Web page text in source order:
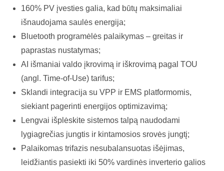
160% PV įvesties galia, kad būtų maksimaliai
išnaudojama saulės energija;
Bluetooth programėlės palaikymas – greitas ir
paprastas nustatymas;
AI išmaniai valdo įkrovimą ir iškrovimą pagal TOU
(angl. Time-of-Use) tarifus;
Sklandi integracija su VPP ir EMS platformomis,
siekiant pagerinti energijos optimizavimą;
Lengvai išplėskite sistemos talpą naudodami
lygiagrečias jungtis ir kintamosios srovės jungtį;
Palaikomas trifazis nesubalansuotas išėjimas,
leidžiantis pasiekti iki 50% vardinės inverterio galios